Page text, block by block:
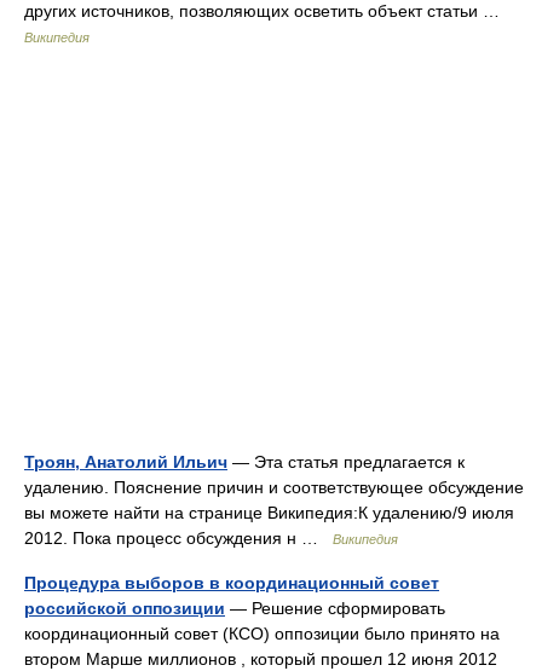
других источников, позволяющих осветить объект статьи …
Википедия
Троян, Анатолий Ильич — Эта статья предлагается к
удалению. Пояснение причин и соответствующее обсуждение
вы можете найти на странице Википедия:К удалению/9 июля
2012. Пока процесс обсуждения н …
Википедия
Процедура выборов в координационный совет
российской оппозиции — Решение сформировать
координационный совет (КСО) оппозиции было принято на
втором Марше миллионов , который прошел 12 июня 2012